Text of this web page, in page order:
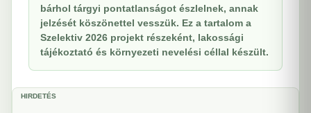
bárhol tárgyi pontatlanságot észlelnek, annak
jelzését köszönettel vesszük. Ez a tartalom a
Szelektiv 2026 projekt részeként, lakossági
tájékoztató és környezeti nevelési céllal készült.
HIRDETÉS